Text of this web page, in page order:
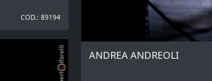
COD.: 89194
ANDREA ANDREOLI